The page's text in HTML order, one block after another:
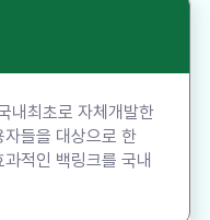
내최초로 자체개발한
들을 대상으로 한
적인 백링크를 국내